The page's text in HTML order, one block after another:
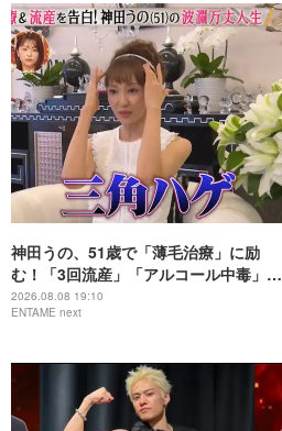
神田うの、51歳で「薄毛治療」に励
む！「3回流産」「アルコール中毒」自
身の過去を赤裸々告白
2026.08.08 19:10
ENTAME next